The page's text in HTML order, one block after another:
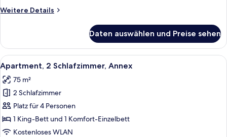
Weitere Details
Weitere
1
Schlafzimmer,
Annex
Daten auswählen und Preise sehen
Alle
Fotos
für
Apartment,
2 Schlafzimmer,
Annex
anzeigen
Ein Wohnzimmer mit Esstisch,
6
Apartment, 2 Schlafzimmer, Annex
75 m²
2 Schlafzimmer
Platz für 4 Personen
1 King-Bett und 1 Komfort-Einzelbett
Kostenloses WLAN